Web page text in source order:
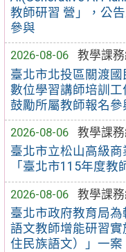
教師研習 營」，公
參與
2026-08-06
教學課務
臺北市北投區關渡
數位學習講師培訓工
鼓勵所屬教師報名參
2026-08-06
教學課務
臺北市立松山高級
「臺北市115年度
2026-08-06
教學課務
臺北市政府教育局
語文教師增能研習
住民族語文）」一